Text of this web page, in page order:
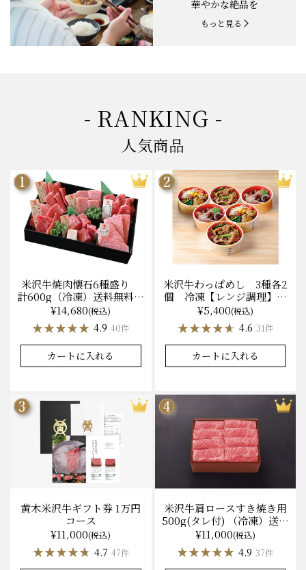
華やかな絶品を
もっと見る
- RANKING -
人気商品
米沢牛焼肉懐石6種盛り
計600g（冷凍）送料無料
化粧箱入
¥14,680(税込)
★★★★★
★★★★★ 4.9 40件
カートに入れる
米沢牛わっぱめし 3種各2
個 冷凍【レンジ調理】化
粧箱入
¥5,400(税込)
★★★★★
★★★★★ 4.6 31件
カートに入れる
黄木米沢牛ギフト券 1万円
コース
¥11,000(税込)
★★★★★
★★★★★ 4.7 47件
米沢牛肩ロースすき焼き用
500g(タレ付) （冷凍）送料
無料 化粧箱入
¥11,000(税込)
★★★★★
★★★★★ 4.9 37件